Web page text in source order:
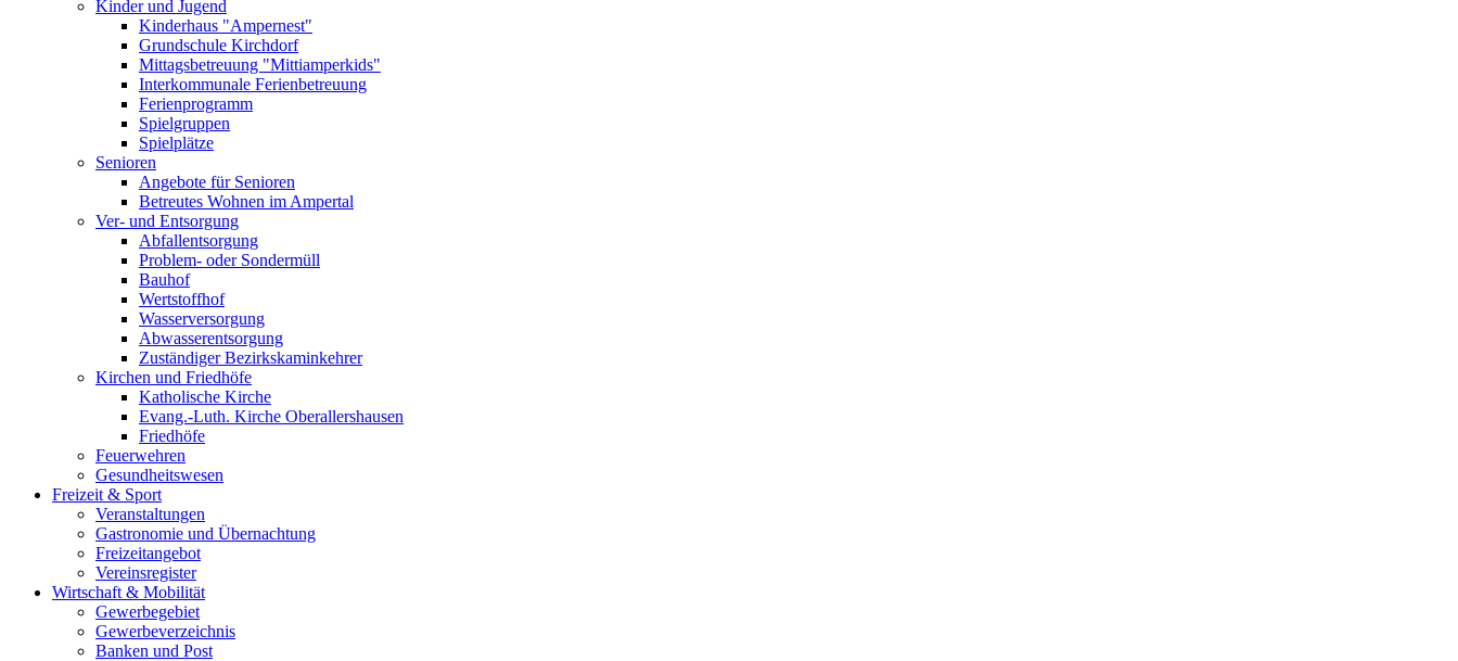
Kinder und Jugend
Kinderhaus "Ampernest"
Grundschule Kirchdorf
Mittagsbetreuung "Mittiamperkids"
Interkommunale Ferienbetreuung
Ferienprogramm
Spielgruppen
Spielplätze
Senioren
Angebote für Senioren
Betreutes Wohnen im Ampertal
Ver- und Entsorgung
Abfallentsorgung
Problem- oder Sondermüll
Bauhof
Wertstoffhof
Wasserversorgung
Abwasserentsorgung
Zuständiger Bezirkskaminkehrer
Kirchen und Friedhöfe
Katholische Kirche
Evang.-Luth. Kirche Oberallershausen
Friedhöfe
Feuerwehren
Gesundheitswesen
Freizeit & Sport
Veranstaltungen
Gastronomie und Übernachtung
Freizeitangebot
Vereinsregister
Wirtschaft & Mobilität
Gewerbegebiet
Gewerbeverzeichnis
Banken und Post